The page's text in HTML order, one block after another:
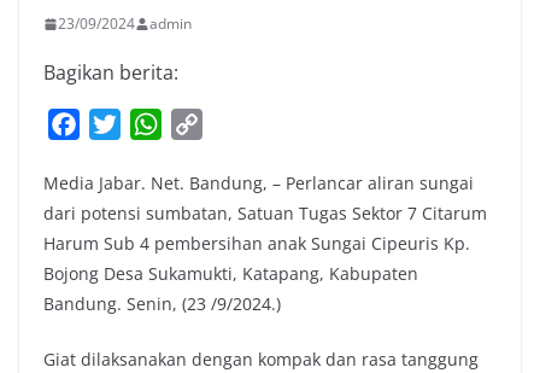
23/09/2024 admin
Bagikan berita:
c
e
b
o
o
i
t
t
e
r
W
a
t
s
A
p
p
y
L
i
n
Media Jabar. Net. Bandung, – Perlancar aliran sungai
dari potensi sumbatan, Satuan Tugas Sektor 7 Citarum
Harum Sub 4 pembersihan anak Sungai Cipeuris Kp.
Bojong Desa Sukamukti, Katapang, Kabupaten
Bandung. Senin, (23 /9/2024.)
Giat dilaksanakan dengan kompak dan rasa tanggung